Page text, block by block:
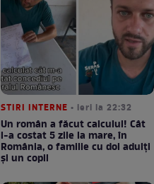
STIRI INTERNE • ieri la 22:32
Un român a făcut calculul! Cât
l-a costat 5 zile la mare, în
România, o familie cu doi adulți
și un copil